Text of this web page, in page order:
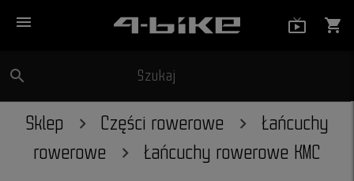
menu shopping_cart
search Szukaj
Sklep Części rowerowe
Łańcuchy
rowerowe
Łańcuchy rowerowe KMC